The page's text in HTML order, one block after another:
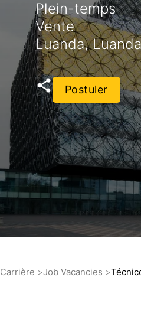
Plein-temps
Vente
Luanda,
Postuler
Carrière Job Vacancies